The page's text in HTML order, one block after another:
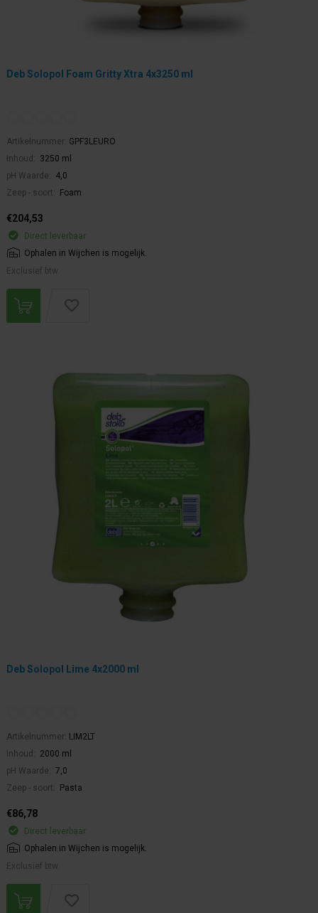
Deb Solopol Foam Gritty Xtra 4x3250 ml
Artikelnummer: GPF3LEURO
Inhoud:
3250 ml
pH Waarde:
4,0
Zeep - soort:
Foam
€204,53
Direct leverbaar
Ophalen in Wijchen is mogelijk.
Exclusief btw.
Deb Solopol Lime 4x2000 ml
Artikelnummer: LIM2LT
Inhoud:
2000 ml
pH Waarde:
7,0
Zeep - soort:
Pasta
€86,78
Direct leverbaar
Ophalen in Wijchen is mogelijk.
Exclusief btw.